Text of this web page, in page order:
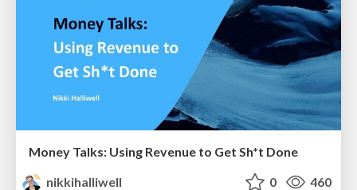
Money Talks: Using Revenue to Get Sh*t Done
nikkihalliwell
0 460